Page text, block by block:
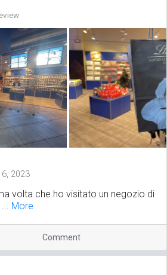
6, 2023
volta che ho visitato un negozio di
More
Comment